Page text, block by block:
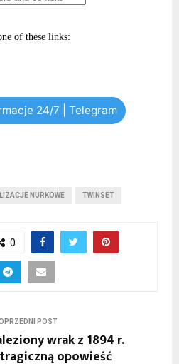
24/7 | Telegram
NURKOWE TWINSET
0
POST
wrak z 1894 r.
opowieść